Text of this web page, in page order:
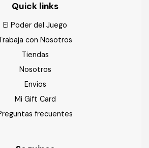
Quick links
El Poder del Juego
con Nosotros
Tiendas
Nosotros
Envíos
Mi Gift Card
frecuentes